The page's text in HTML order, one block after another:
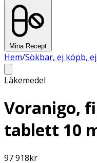
Mina Recept
Hem/Sökbar, ej köpb,
Läkemedel
Voranigo,
tablett 10
97 918kr